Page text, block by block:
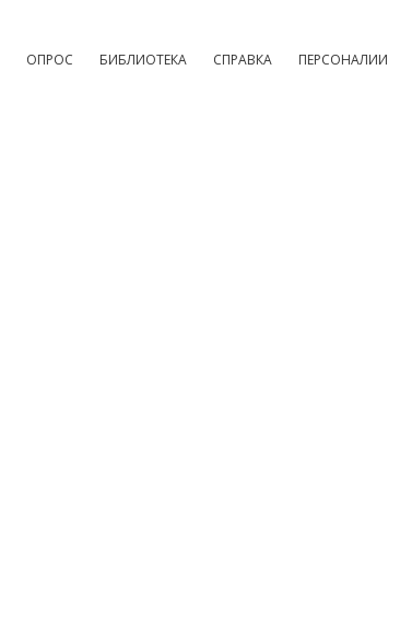
ОПРОС БИБЛИОТЕКА СПРАВКА ПЕРСОНАЛИИ